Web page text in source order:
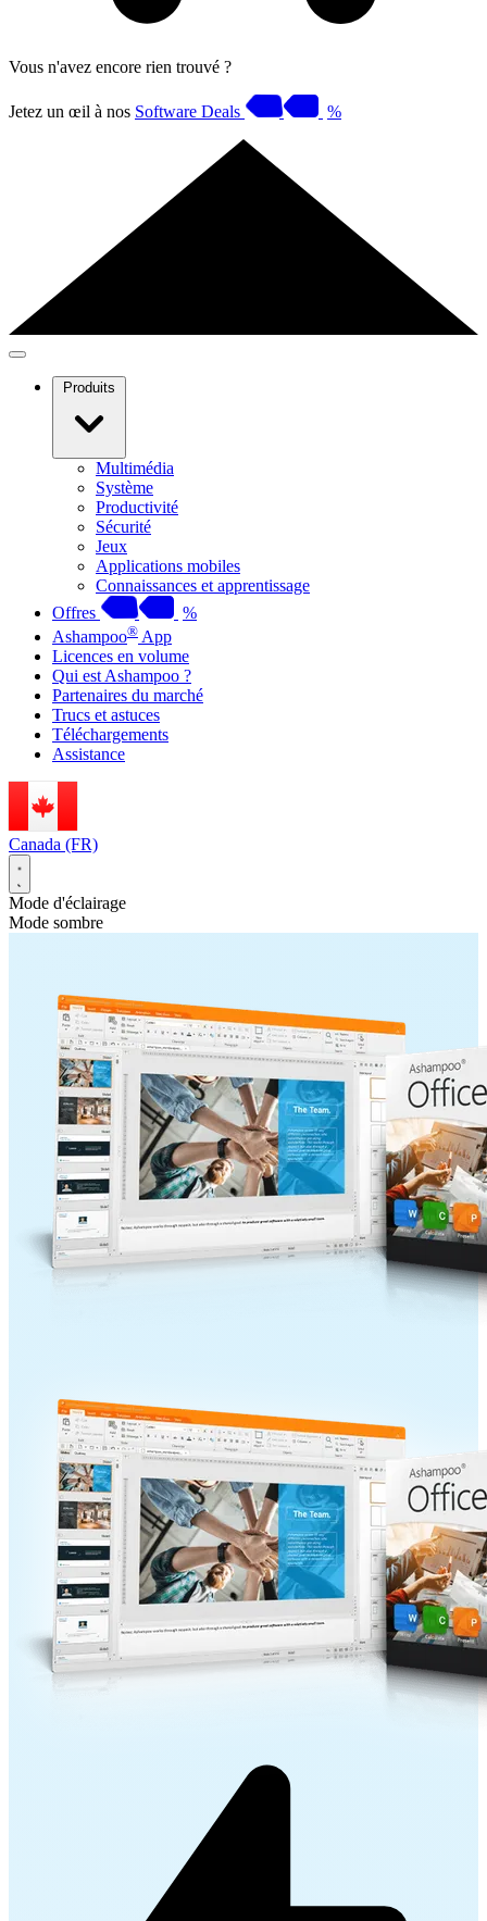
Vous n'avez encore rien trouvé ?
Jetez un œil à nos Software Deals %
Produits
Multimédia
Système
Productivité
Sécurité
Jeux
Applications mobiles
Connaissances et apprentissage
Offres
%
Ashampoo® App
Licences en volume
Qui est Ashampoo ?
Partenaires du marché
Trucs et astuces
Téléchargements
Assistance
Canada (FR)
Mode d'éclairage
Mode sombre